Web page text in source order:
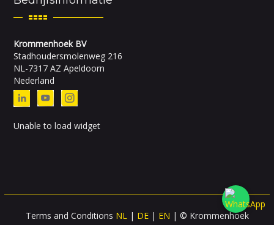
Krommenhoek BV
Stadhoudersmolenweg 216
NL-7317 AZ Apeldoorn
Nederland
Unable to load widget
Terms and Conditions NL| DE| EN | © Krommenhoek